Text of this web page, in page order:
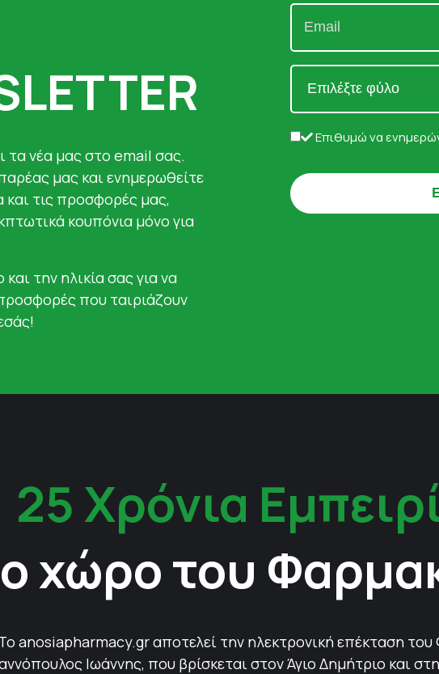
τα νέα μας στο email σας.
μας και ενημερωθείτε
και τις προσφορές μας,
κουπόνια μόνο για
την ηλικία σας για να
που ταιριάζουν
Επιθυμώ να
25 Χρόνια
χώρο του
anosiapharmacy.gr αποτελεί την ηλεκτρονική επέκταση του
Ιωάννης, που βρίσκεται στον Άγιο Δημήτριο και